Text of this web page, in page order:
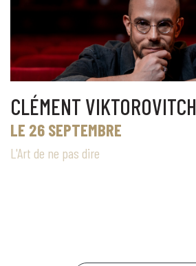
CLÉMENT VIKTOROVITCH
LE 26 SEPTEMBRE
L'Art de ne pas dire